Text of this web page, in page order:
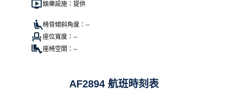
娛樂設施：提供
椅背傾斜角度：--
座位寬度：--
座椅空間：--
AF2894 航班時刻表